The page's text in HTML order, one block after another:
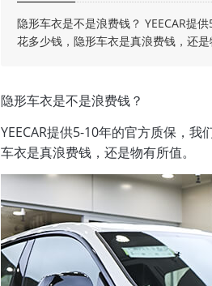
隐形车衣是不是浪费钱？ YEECAR提
花多少钱，隐形车衣是真浪费钱，还是
隐形车衣是不是浪费钱？
YEECAR提供5-10年的官方质保，
车衣是真浪费钱，还是物有所值。